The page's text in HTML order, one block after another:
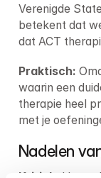
Verenigde
betekent dat
dat ACT
Praktisch:
waarin een
therapie heel
met je
Nadelen